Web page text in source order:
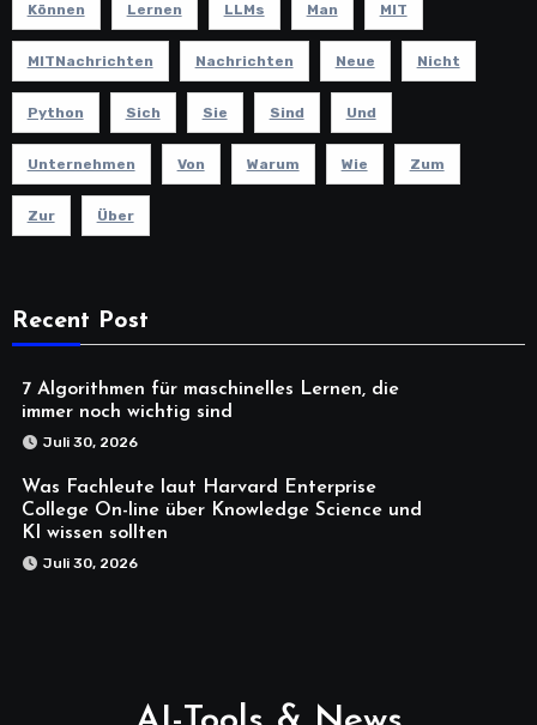
Können Lernen LLMs Man MIT
MITNachrichten Nachrichten Neue Nicht
Python Sich Sie Sind Und
Unternehmen Von Warum Wie Zum
Zur Über
Recent Post
7 Algorithmen für maschinelles Lernen, die
immer noch wichtig sind
Juli 30, 2026
Was Fachleute laut Harvard Enterprise
College On-line über Knowledge Science und
KI wissen sollten
Juli 30, 2026